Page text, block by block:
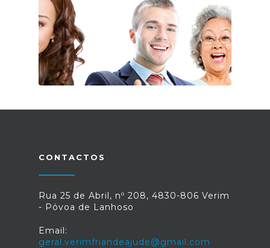
CONTACTOS
Rua 25 de Abril, nº 208, 4830-806 Verim
- Póvoa de Lanhoso
Email:
geral.verimfriandeajude@gmail.com